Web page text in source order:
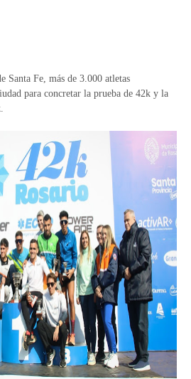
Santa Fe, más de 3.000 atletas
para concretar la prueba de 42k y la